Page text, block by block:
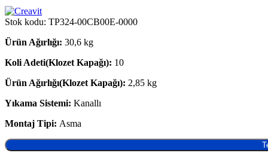
Stok kodu: TP324-00CB00E-0000
Ürün Ağırlığı: 30,6 kg
Koli Adeti(Klozet Kapağı): 10
Ürün Ağırlığı(Klozet Kapağı): 2,85 kg
Yıkama Sistemi: Kanallı
Montaj Tipi: Asma